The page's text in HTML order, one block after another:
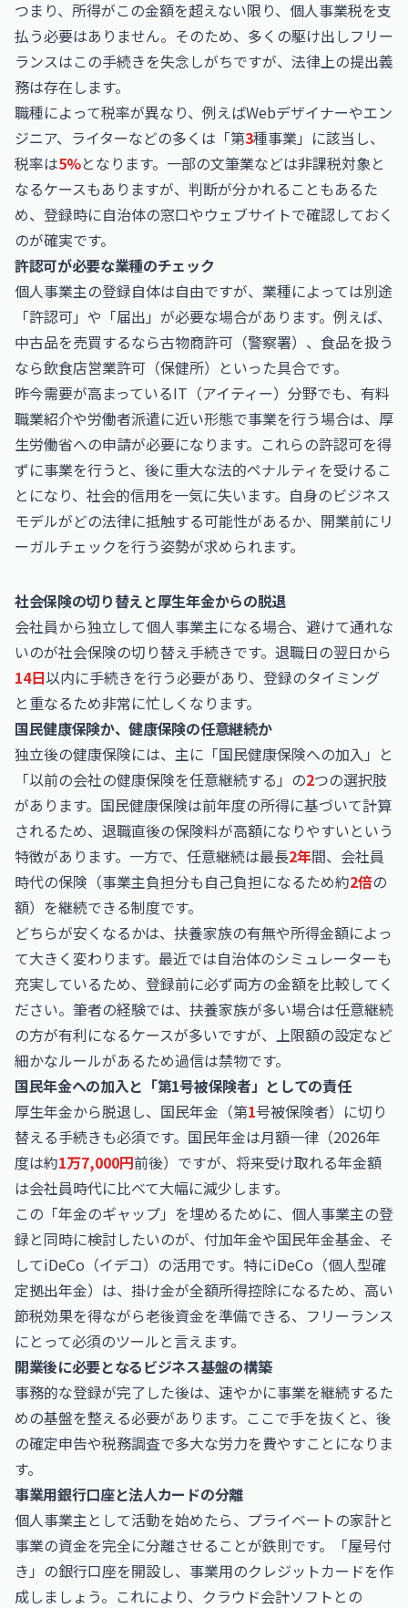
つまり、所得がこの金額を超えない限り、個人事業税を支
払う必要はありません。そのため、多くの駆け出しフリー
ランスはこの手続きを失念しがちですが、法律上の提出義
務は存在します。
職種によって税率が異なり、例えばWebデザイナーやエン
ジニア、ライターなどの多くは「第3種事業」に該当し、
税率は5%となります。一部の文筆業などは非課税対象と
なるケースもありますが、判断が分かれることもあるた
め、登録時に自治体の窓口やウェブサイトで確認しておく
のが確実です。
許認可が必要な業種のチェック
個人事業主の登録自体は自由ですが、業種によっては別途
「許認可」や「届出」が必要な場合があります。例えば、
中古品を売買するなら古物商許可（警察署）、食品を扱う
なら飲食店営業許可（保健所）といった具合です。
昨今需要が高まっているIT（アイティー）分野でも、有料
職業紹介や労働者派遣に近い形態で事業を行う場合は、厚
生労働省への申請が必要になります。これらの許認可を得
ずに事業を行うと、後に重大な法的ペナルティを受けるこ
とになり、社会的信用を一気に失います。自身のビジネス
モデルがどの法律に抵触する可能性があるか、開業前にリ
ーガルチェックを行う姿勢が求められます。
社会保険の切り替えと厚生年金からの脱退
会社員から独立して個人事業主になる場合、避けて通れな
いのが社会保険の切り替え手続きです。退職日の翌日から
14日以内に手続きを行う必要があり、登録のタイミング
と重なるため非常に忙しくなります。
国民健康保険か、健康保険の任意継続か
独立後の健康保険には、主に「国民健康保険への加入」と
「以前の会社の健康保険を任意継続する」の2つの選択肢
があります。国民健康保険は前年度の所得に基づいて計算
されるため、退職直後の保険料が高額になりやすいという
特徴があります。一方で、任意継続は最長2年間、会社員
時代の保険（事業主負担分も自己負担になるため約2倍の
額）を継続できる制度です。
どちらが安くなるかは、扶養家族の有無や所得金額によっ
て大きく変わります。最近では自治体のシミュレーターも
充実しているため、登録前に必ず両方の金額を比較してく
ださい。筆者の経験では、扶養家族が多い場合は任意継続
の方が有利になるケースが多いですが、上限額の設定など
細かなルールがあるため過信は禁物です。
国民年金への加入と「第1号被保険者」としての責任
厚生年金から脱退し、国民年金（第1号被保険者）に切り
替える手続きも必須です。国民年金は月額一律（2026年
度は約1万7,000円前後）ですが、将来受け取れる年金額
は会社員時代に比べて大幅に減少します。
この「年金のギャップ」を埋めるために、個人事業主の登
録と同時に検討したいのが、付加年金や国民年金基金、そ
してiDeCo（イデコ）の活用です。特にiDeCo（個人型確
定拠出年金）は、掛け金が全額所得控除になるため、高い
節税効果を得ながら老後資金を準備できる、フリーランス
にとって必須のツールと言えます。
開業後に必要となるビジネス基盤の構築
事務的な登録が完了した後は、速やかに事業を継続するた
めの基盤を整える必要があります。ここで手を抜くと、後
の確定申告や税務調査で多大な労力を費やすことになりま
す。
事業用銀行口座と法人カードの分離
個人事業主として活動を始めたら、プライベートの家計と
事業の資金を完全に分離させることが鉄則です。「屋号付
き」の銀行口座を開設し、事業用のクレジットカードを作
成しましょう。これにより、クラウド会計ソフトとの